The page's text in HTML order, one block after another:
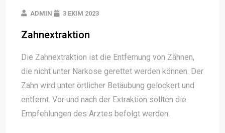
ADMIN 3 EKIM 2023
Zahnextraktion
Die Zahnextraktion ist die Entfernung von Zähnen,
die nicht unter Narkose gerettet werden können. Der
Zahn wird unter örtlicher Betäubung gelockert und
entfernt. Vor und nach der Extraktion sollten die
Empfehlungen des Arztes befolgt werden.